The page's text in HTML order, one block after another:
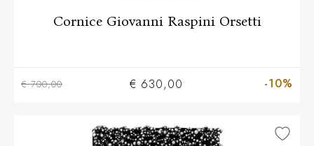
Cornice Giovanni Raspini Orsetti
€ 700,00 € 630,00 -10%